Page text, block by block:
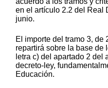
en el artículo 2.2 del Real
junio.
El importe del tramo 3, de
repartirá sobre la base de
letra c) del apartado 2 del
decreto-ley,
Educación.